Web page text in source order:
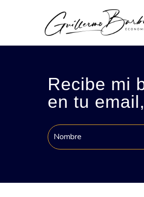
Recibe mi
en tu email,